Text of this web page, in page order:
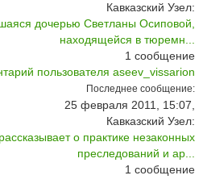
Кавказский Узел:
дочерью Светланы Осиповой,
находящейся в тюремн...
1 сообщение
пользователя aseev_vissarion
Последнее сообщение:
25 февраля 2011, 15:07,
Кавказский Узел:
о практике незаконных
преследований и ар...
1 сообщение